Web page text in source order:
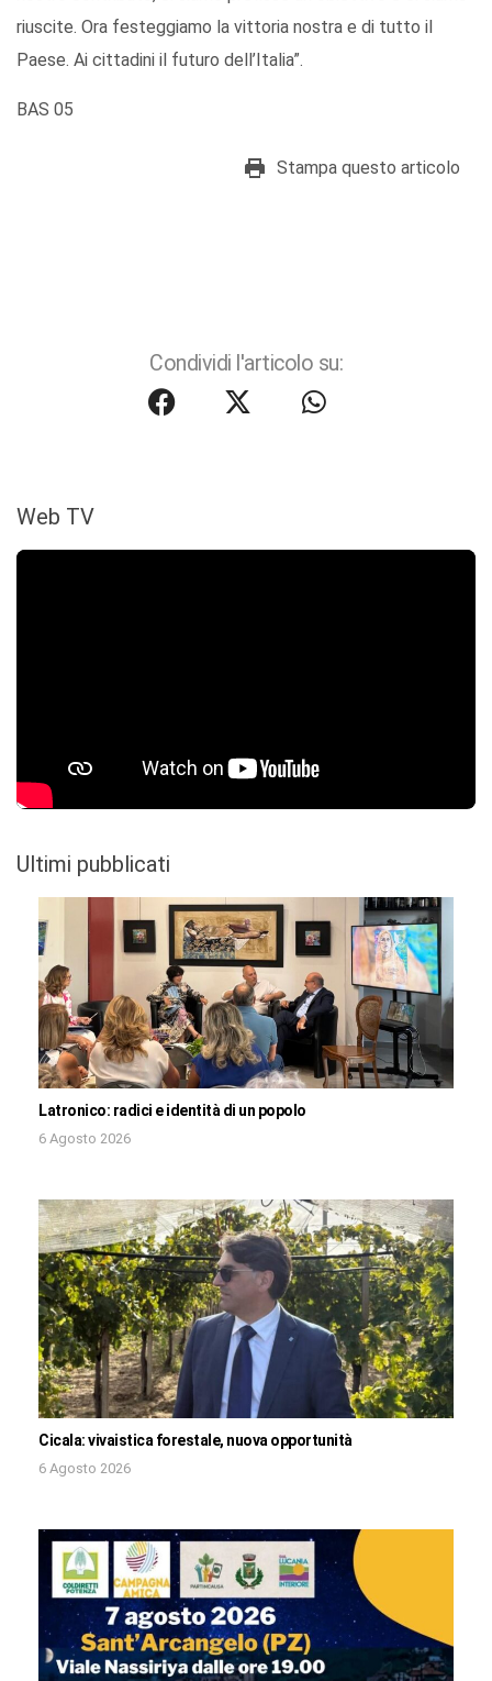
riuscite. Ora festeggiamo la vittoria nostra e di tutto il
Paese. Ai cittadini il futuro dell’Italia”.
BAS 05
Stampa questo articolo
Condividi l'articolo su:
Web TV
Ultimi pubblicati
Latronico: radici e identità di un popolo
6 Agosto 2026
Cicala: vivaistica forestale, nuova opportunità
6 Agosto 2026